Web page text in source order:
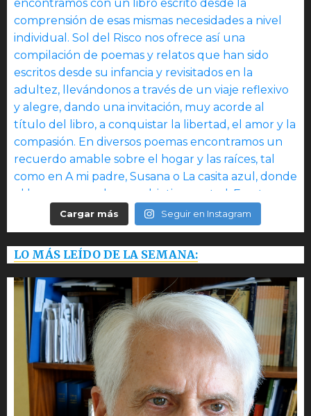
Cargar más Seguir en Instagram
LO MÁS LEÍDO DE LA SEMANA: